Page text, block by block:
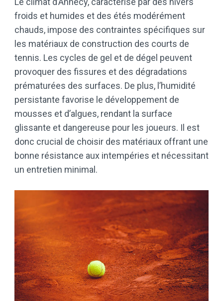
froids et humides et des étés modérément
chauds, impose des contraintes spécifiques sur
les matériaux de construction des courts de
tennis. Les cycles de gel et de dégel peuvent
provoquer des fissures et des dégradations
prématurées des surfaces. De plus, l’humidité
persistante favorise le développement de
mousses et d’algues, rendant la surface
glissante et dangereuse pour les joueurs. Il est
donc crucial de choisir des matériaux offrant une
bonne résistance aux intempéries et nécessitant
un entretien minimal.​